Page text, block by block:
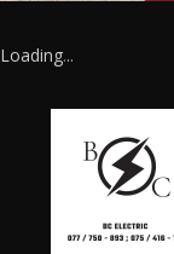
Loading...